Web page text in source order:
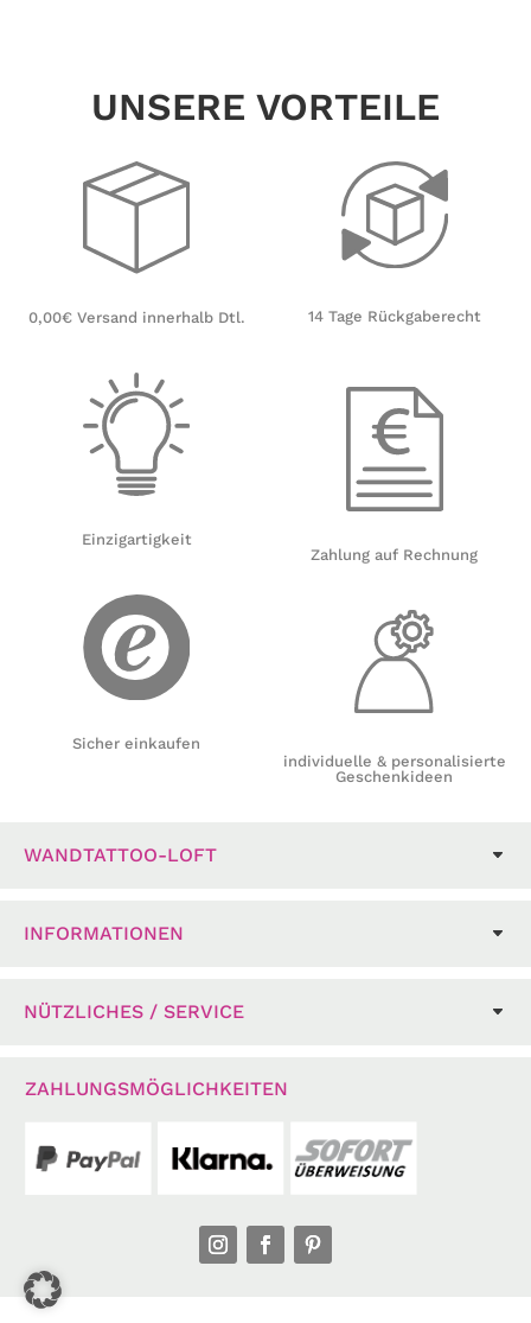
UNSERE VORTEILE
0,00€ Versand innerhalb Dtl.
Einzigartigkeit
Sicher einkaufen
14 Tage Rückgaberecht
Zahlung auf Rechnung
individuelle & personalisierte
Geschenkideen
WANDTATTOO-LOFT
INFORMATIONEN
NÜTZLICHES / SERVICE
ZAHLUNGSMÖGLICHKEITEN